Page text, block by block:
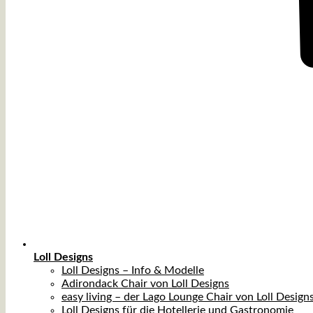
Loll Designs
Loll Designs – Info & Modelle
Adirondack Chair von Loll Designs
easy living – der Lago Lounge Chair von Loll
Loll Designs für die Hotellerie und Gastronomie